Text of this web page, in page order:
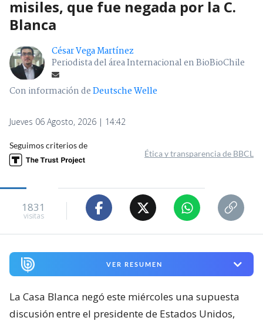
misiles, que fue negada por la C.
Blanca
César Vega Martínez
Periodista del área Internacional en BioBioChile
Con información deDeutsche Welle
Jueves 06 Agosto, 2026 | 14:42
Seguimos criterios de
Ética y transparencia de BBCL
1831
visitas
VER RESUMEN
La Casa Blanca negó este miércoles una supuesta
discusión entre el presidente de Estados Unidos,